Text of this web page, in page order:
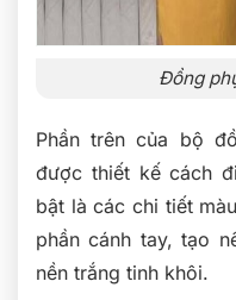
Đồng
Phần trên của bộ
được thiết kế cách
bật là các chi tiết
phần cánh tay, tạo
nền trắng tinh khôi.